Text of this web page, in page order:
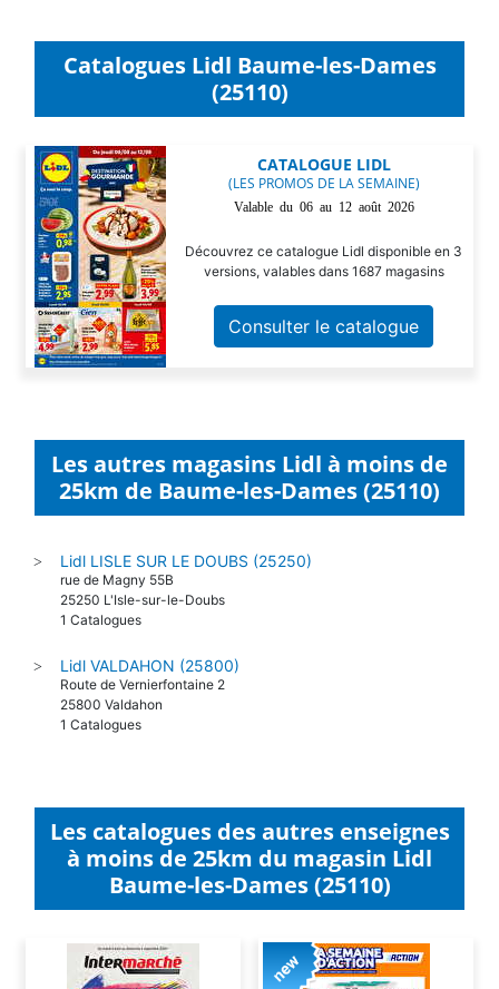
Catalogues Lidl Baume-les-Dames
(25110)
CATALOGUE LIDL
(LES PROMOS DE LA SEMAINE)
Valable du 06 au 12 août 2026
Découvrez ce catalogue Lidl disponible en 3
versions, valables dans 1687 magasins
Consulter le catalogue
Les autres magasins Lidl à moins de
25km de Baume-les-Dames (25110)
> Lidl LISLE SUR LE DOUBS (25250)
rue de Magny 55B
25250 L'Isle-sur-le-Doubs
1 Catalogues
> Lidl VALDAHON (25800)
Route de Vernierfontaine 2
25800 Valdahon
1 Catalogues
Les catalogues des autres enseignes
à moins de 25km du magasin Lidl
Baume-les-Dames (25110)